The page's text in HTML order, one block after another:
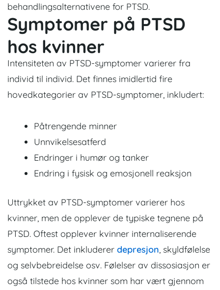
behandlingsalternativene for PTSD.
Symptomer på PTSD
hos kvinner
Intensiteten av PTSD-symptomer varierer fra
individ til individ. Det finnes imidlertid fire
hovedkategorier av PTSD-symptomer, inkludert:
Påtrengende minner
Unnvikelsesatferd
Endringer i humør og tanker
Endring i fysisk og emosjonell reaksjon
Uttrykket av PTSD-symptomer varierer hos
kvinner, men de opplever de typiske tegnene på
PTSD. Oftest opplever kvinner internaliserende
symptomer. Det inkluderer depresjon, skyldfølelse
og selvbebreidelse osv. Følelser av dissosiasjon er
også tilstede hos kvinner som har vært gjennom